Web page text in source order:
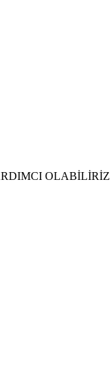
OLABİLİRİZ